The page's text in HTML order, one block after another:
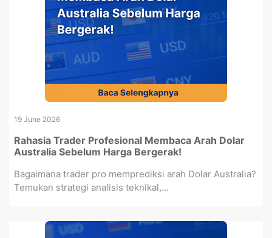
19 June 2026
Rahasia Trader Profesional Membaca Arah Dolar
Australia Sebelum Harga Bergerak!
Bagaimana trader pro memprediksi arah Dolar Australia?
Temukan strategi analisis teknikal,...